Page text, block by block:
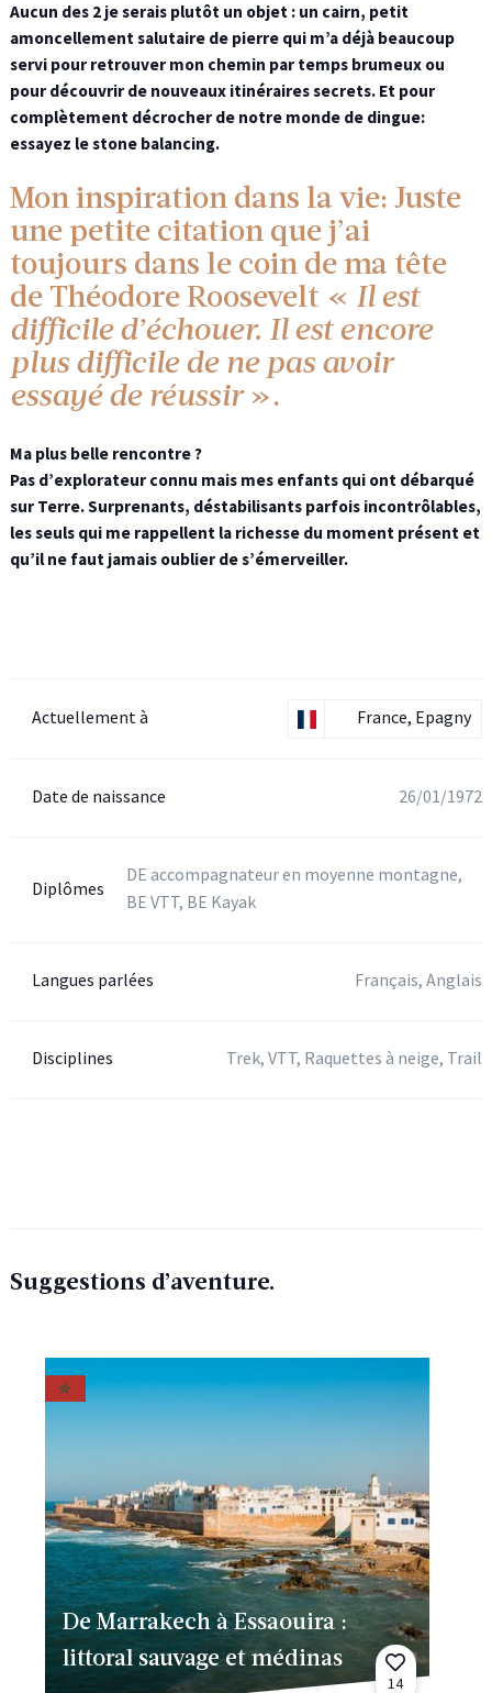
Aucun des 2 je serais plutôt un objet : un cairn, petit
amoncellement salutaire de pierre qui m’a déjà beaucoup
servi pour retrouver mon chemin par temps brumeux ou
pour découvrir de nouveaux itinéraires secrets. Et pour
complètement décrocher de notre monde de dingue:
essayez le stone balancing.
Mon inspiration dans la vie: Juste
une petite citation que j’ai
toujours dans le coin de ma tête
de Théodore Roosevelt « Il est
difficile d’échouer. Il est encore
plus difficile de ne pas avoir
essayé de réussir ».
Ma plus belle rencontre ?
Pas d’explorateur connu mais mes enfants qui ont débarqué
sur Terre. Surprenants, déstabilisants parfois incontrôlables,
les seuls qui me rappellent la richesse du moment présent et
qu’il ne faut jamais oublier de s’émerveiller.
Actuellement à France, Epagny
Date de naissance 26/01/1972
Diplômes
DE accompagnateur en moyenne montagne,
BE VTT, BE Kayak
Langues parlées Français, Anglais
Disciplines Trek, VTT, Raquettes à neige, Trail
Suggestions d’aventure.
De Marrakech à Essaouira :
littoral sauvage et médinas
14